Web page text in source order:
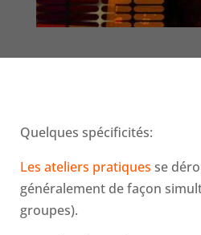
Quelques spécificités:
Les ateliers pratiques se
généralement de façon
groupes).